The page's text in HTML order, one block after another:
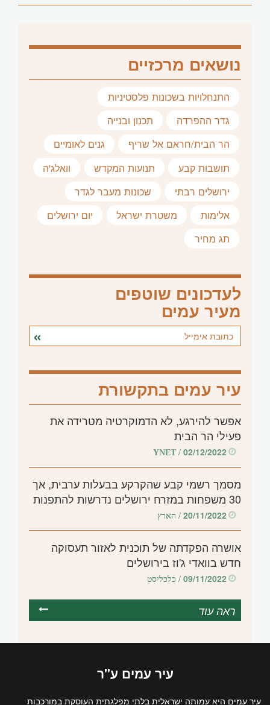
נושאים מרכזיים
התנחלויות בשכונות פלסטיניות
גדר ההפרדה
תכנון ובנייה
הר הבית/חראם אל שריף
גנים לאומיים
תושבות קבע
תנועות המקדש
וואלג'ה
ירושלים רבתי
שכונות מעבר לגדר
אלימות
משטרת ישראל
יום ירושלים
תג מחיר
לעדכונים שוטפים
מעיר עמים
עיר עמים בתקשורת
אפשר להירגע, לא הדמוקרטיה מטרידה את
פעילי הר הבית
02/12/2022
/ YNET
מסמך רשמי קבע שהקרקע בבעלות ערבית, אך
30 משפחות במזרח ירושלים נדרשות להתפנות
20/11/2022/ הארץ
אושרה הפקדתה של תוכנית לאזור תעסוקה
חדש בוואדי ג'וז בירושלים
09/11/2022/ כלכליסט
ראה עוד
עיר עמים ע"ר
עיר עמים היא עמותה ישראלית בלתי מפלגתית העוסקת במורכבות